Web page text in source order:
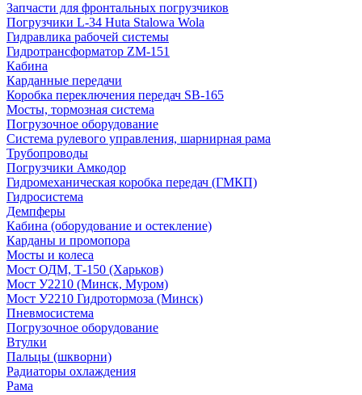
Запчасти для фронтальных погрузчиков
Погрузчики L-34 Huta Stalowa Wola
Гидравлика рабочей системы
Гидротрансформатор ZM-151
Кабина
Карданные передачи
Коробка переключения передач SB-165
Мосты, тормозная система
Погрузочное оборудование
Система рулевого управления, шарнирная рама
Трубопроводы
Погрузчики Амкодор
Гидромеханическая коробка передач (ГМКП)
Гидросистема
Демпферы
Кабина (оборудование и остекление)
Карданы и промопора
Мосты и колеса
Мост ОДМ, Т-150 (Харьков)
Мост У2210 (Минск, Муром)
Мост У2210 Гидротормоза (Минск)
Пневмосистема
Погрузочное оборудование
Втулки
Пальцы (шкворни)
Радиаторы охлаждения
Рама